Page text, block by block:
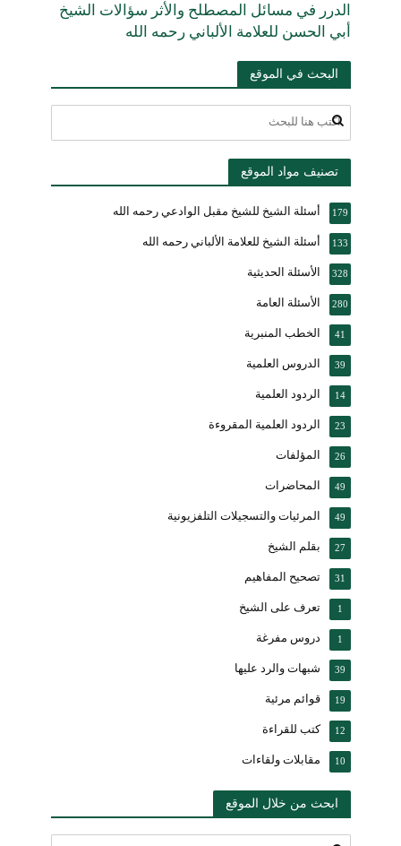
الدرر في مسائل المصطلح والأثر سؤالات الشيخ
أبي الحسن للعلامة الألباني رحمه الله
البحث في الموقع
تصنيف مواد الموقع
أسئلة الشيخ للشيخ مقبل الوادعي رحمه الله 179
أسئلة الشيخ للعلامة الألباني رحمه الله 133
الأسئلة الحديثية 328
الأسئلة العامة 280
الخطب المنبرية 41
الدروس العلمية 39
الردود العلمية 14
الردود العلمية المقروءة 23
المؤلفات 26
المحاضرات 49
المرئيات والتسجيلات التلفزيونية 49
بقلم الشيخ 27
تصحيح المفاهيم 31
تعرف على الشيخ 1
دروس مفرغة 1
شبهات والرد عليها 39
قوائم مرئية 19
كتب للقراءة 12
مقابلات ولقاءات 10
ابحث من خلال الموقع